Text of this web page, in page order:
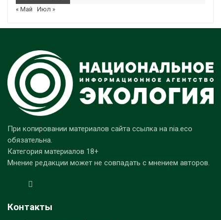
« Май
Июл »
При копировании материалов сайта ссылка на nia.eco
обязательна.
Категория материалов 18+
Мнение редакции может не совпадать с мнением авторов.
Контакты